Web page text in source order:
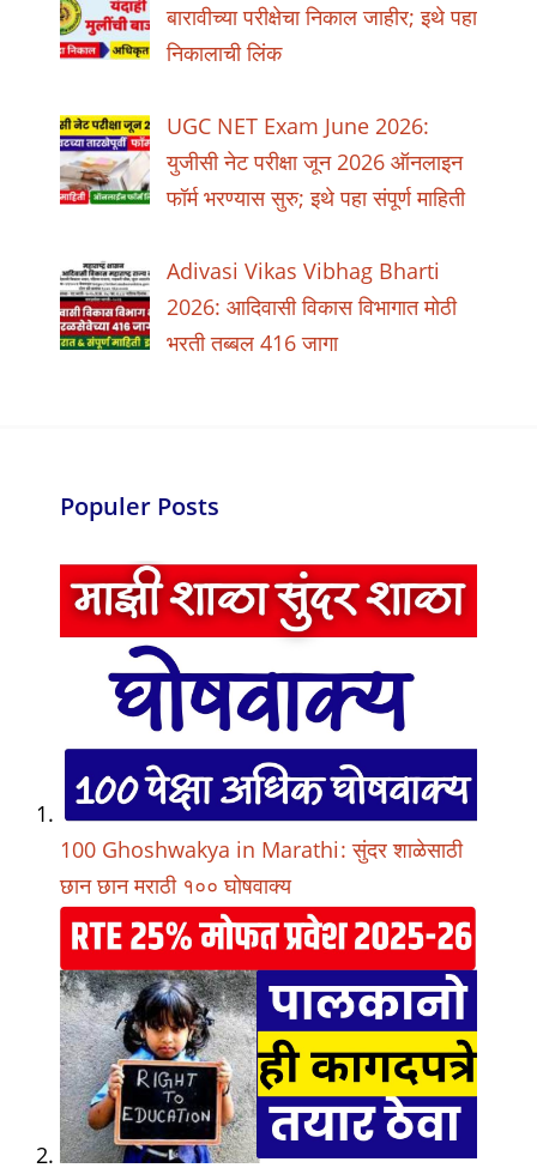
बारावीच्या परीक्षेचा निकाल जाहीर; इथे पहा
निकालाची लिंक
UGC NET Exam June 2026:
युजीसी नेट परीक्षा जून 2026 ऑनलाइन
फॉर्म भरण्यास सुरु; इथे पहा संपूर्ण माहिती
Adivasi Vikas Vibhag Bharti
2026: आदिवासी विकास विभागात मोठी
भरती तब्बल 416 जागा
Populer Posts
100 Ghoshwakya in Marathi: सुंदर शाळेसाठी
छान छान मराठी १०० घोषवाक्य